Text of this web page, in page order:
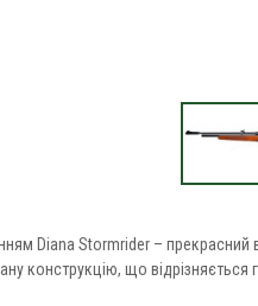
Diana Stormrider – прекрасний
конструкцію, що відрізняється